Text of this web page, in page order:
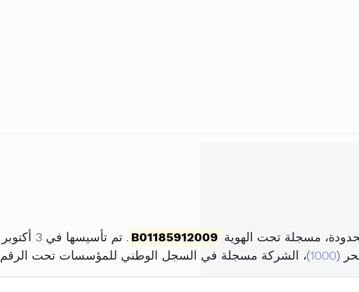
مسجلة تحت الهوية B01185912009 . تم تأسيسها في 3 أكتوبر 2009 برأس مال قدره
1000)، الشركة مسجلة في السجل الوطني للمؤسسات تحت الرقم